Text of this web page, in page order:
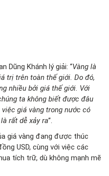
Dũng Khánh lý giải: “Vàng là
trị trên toàn thế giới. Do đó,
nhiều bởi giá thế giới. Với
ta không biết được đâu
giá vàng trong nước có
rất dễ xảy ra”.
giá vàng đang được thúc
USD, cùng với việc các
tích trữ, dù không mạnh mẽ